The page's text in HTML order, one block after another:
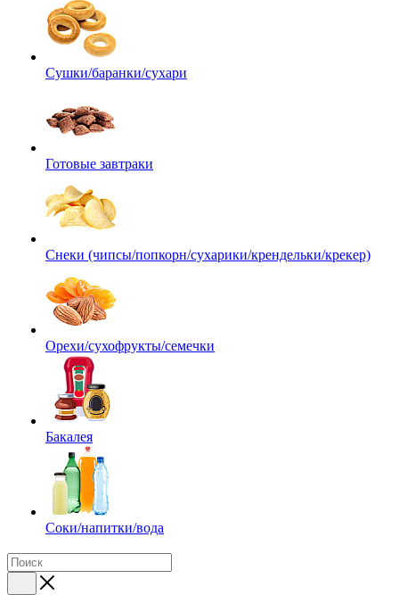
Сушки/баранки/сухари
Готовые завтраки
Снеки (чипсы/попкорн/сухарики/крендельки/крекер)
Орехи/сухофрукты/семечки
Бакалея
Соки/напитки/вода